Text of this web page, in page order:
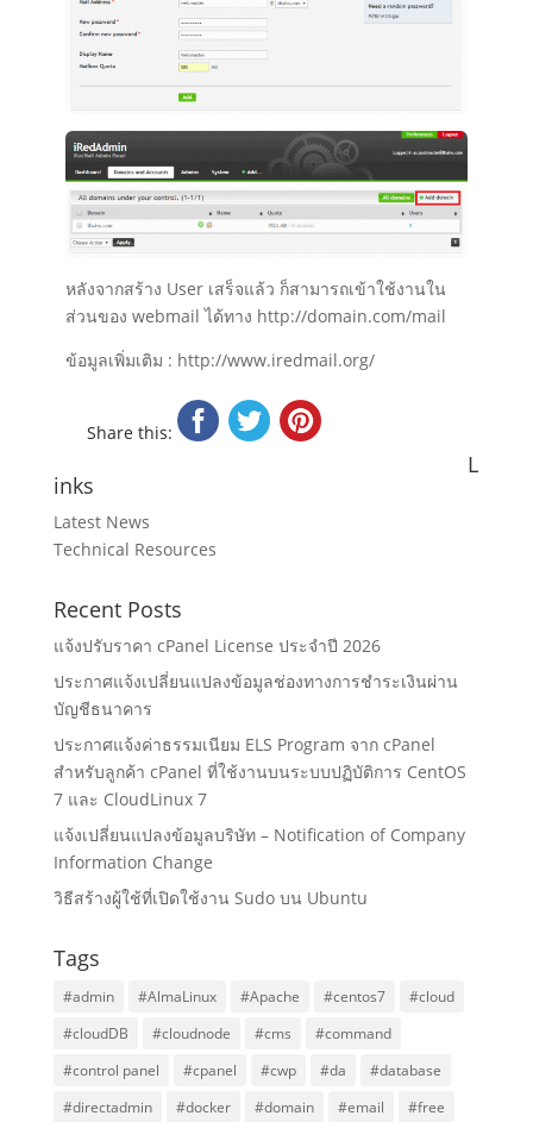
หลังจากสร้าง User เสร็จแล้ว ก็สามารถเข้าใช้งานใน
ส่วนของ webmail ได้ทาง http://domain.com/mail
ข้อมูลเพิ่มเติม : http://www.iredmail.org/
Share this:
L
inks
Latest News
Technical Resources
Recent Posts
แจ้งปรับราคา cPanel License ประจำปี 2026
ประกาศแจ้งเปลี่ยนแปลงข้อมูลช่องทางการชำระเงินผ่าน
บัญชีธนาคาร
ประกาศแจ้งค่าธรรมเนียม ELS Program จาก cPanel
สำหรับลูกค้า cPanel ที่ใช้งานบนระบบปฏิบัติการ CentOS
7 และ CloudLinux 7
แจ้งเปลี่ยนแปลงข้อมูลบริษัท – Notification of Company
Information Change
วิธีสร้างผู้ใช้ที่เปิดใช้งาน Sudo บน Ubuntu
Tags
#admin #AlmaLinux #Apache #centos7
#cloud
#cloudDB
#cloudnode #cms
#command
#control panel
#cpanel #cwp #da
#database
#directadmin
#docker #domain #email #free